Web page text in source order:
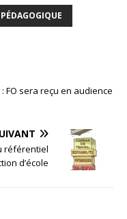
FO sera reçu en audience
référentiel
d’école